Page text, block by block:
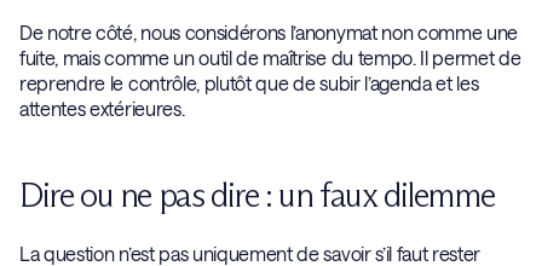
De notre côté, nous considérons l’anonymat non comme une
fuite, mais comme un outil de maîtrise du tempo. Il permet de
reprendre le contrôle, plutôt que de subir l’agenda et les
attentes extérieures.
Dire ou ne pas dire : un faux dilemme
La question n’est pas uniquement de savoir s’il faut rester